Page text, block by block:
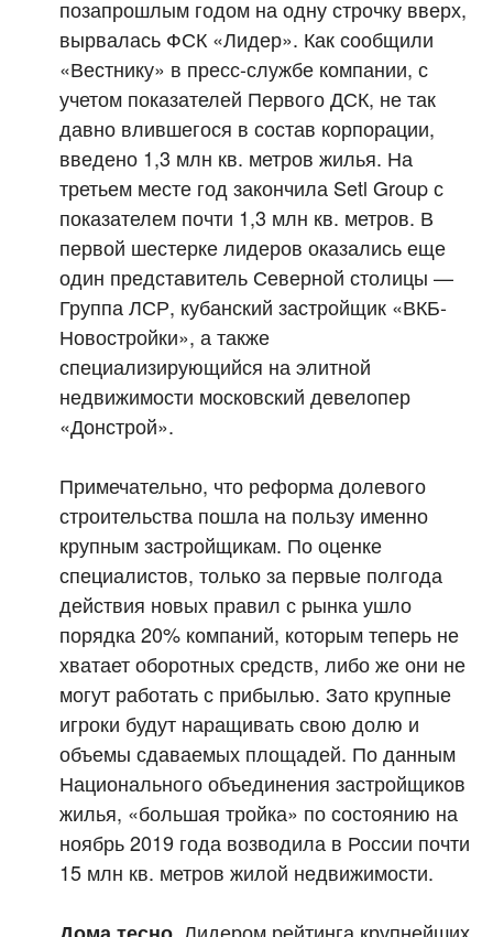
позапрошлым годом на одну строчку вверх,
вырвалась ФСК «Лидер». Как сообщили
«Вестнику» в пресс-службе компании, с
учетом показателей Первого ДСК, не так
давно влившегося в состав корпорации,
введено 1,3 млн кв. метров жилья. На
третьем месте год закончила Setl Group с
показателем почти 1,3 млн кв. метров. В
первой шестерке лидеров оказались еще
один представитель Северной столицы —
Группа ЛСР, кубанский застройщик «ВКБ-
Новостройки», а также
специализирующийся на элитной
недвижимости московский девелопер
«Донстрой».
Примечательно, что реформа долевого
строительства пошла на пользу именно
крупным застройщикам. По оценке
специалистов, только за первые полгода
действия новых правил с рынка ушло
порядка 20% компаний, которым теперь не
хватает оборотных средств, либо же они не
могут работать с прибылью. Зато крупные
игроки будут наращивать свою долю и
объемы сдаваемых площадей. По данным
Национального объединения застройщиков
жилья, «большая тройка» по состоянию на
ноябрь 2019 года возводила в России почти
15 млн кв. метров жилой недвижимости.